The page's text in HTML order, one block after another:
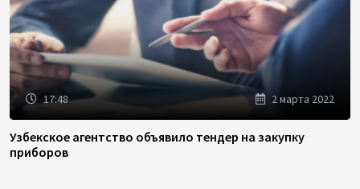
17:48 2 марта 2022
Узбекское агентство объявило тендер на закупку
приборов